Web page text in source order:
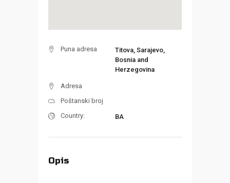
Puna adresa
Titova, Sarajevo,
Bosnia and
Herzegovina
Adresa
Poštanski broj
Country:
BA
Opis